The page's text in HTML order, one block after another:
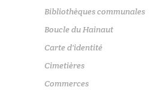
Bibliothèques communales
Boucle du Hainaut
Carte d'identité
Cimetières
Commerces